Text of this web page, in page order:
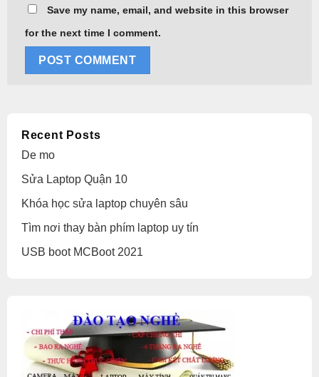
Save my name, email, and website in this browser
for the next time I comment.
Recent Posts
De mo
Sửa Laptop Quận 10
Khóa học sửa laptop chuyên sâu
Tìm nơi thay bàn phím laptop uy tín
USB boot MCBoot 2021